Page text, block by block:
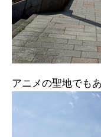
アニメの聖地でも